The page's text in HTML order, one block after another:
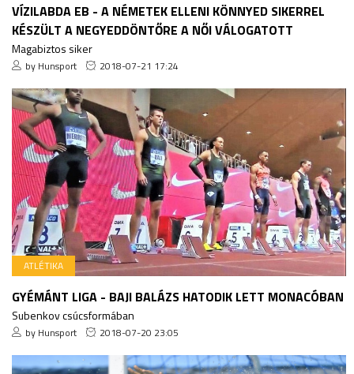
VÍZILABDA EB - A NÉMETEK ELLENI KÖNNYED SIKERREL
KÉSZÜLT A NEGYEDDÖNTŐRE A NŐI VÁLOGATOTT
Magabiztos siker
by Hunsport 2018-07-21 17:24
ATLÉTIKA
GYÉMÁNT LIGA - BAJI BALÁZS HATODIK LETT MONACÓBAN
Subenkov csúcsformában
by Hunsport 2018-07-20 23:05